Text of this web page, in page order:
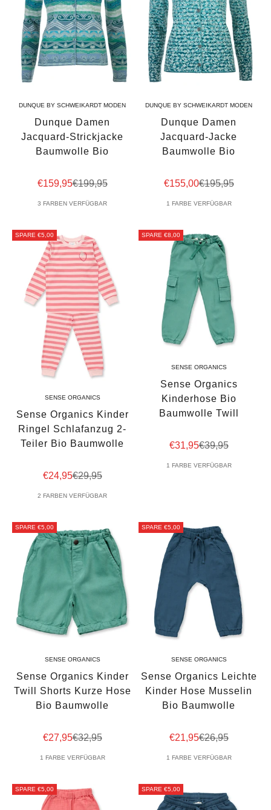
DUNQUE BY SCHWEIKARDT MODEN
Dunque Damen
Jacquard-Strickjacke
Baumwolle Bio
Angebot
€159,95Regulärer Preis
€199,95
3 FARBEN VERFÜGBAR
DUNQUE BY SCHWEIKARDT MODEN
Dunque Damen
Jacquard-Jacke
Baumwolle Bio
Angebot
€155,00Regulärer Preis
€195,95
1 FARBE VERFÜGBAR
SPARE €5,00
SENSE ORGANICS
Sense Organics Kinder
Ringel Schlafanzug 2-
Teiler Bio Baumwolle
Angebot
€24,95Regulärer Preis
€29,95
2 FARBEN VERFÜGBAR
SPARE €8,00
SENSE ORGANICS
Sense Organics
Kinderhose Bio
Baumwolle Twill
Angebot
€31,95Regulärer Preis
€39,95
1 FARBE VERFÜGBAR
SPARE €5,00
SENSE ORGANICS
Sense Organics Kinder
Twill Shorts Kurze Hose
Bio Baumwolle
Angebot
€27,95Regulärer Preis
€32,95
1 FARBE VERFÜGBAR
SPARE €5,00
SENSE ORGANICS
Sense Organics Leichte
Kinder Hose Musselin
Bio Baumwolle
Angebot
€21,95Regulärer Preis
€26,95
1 FARBE VERFÜGBAR
SPARE €5,00 SPARE €5,00